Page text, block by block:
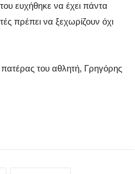
ευχήθηκε να έχει πάντα
πρέπει να ξεχωρίζουν όχι
του αθλητή, Γρηγόρης